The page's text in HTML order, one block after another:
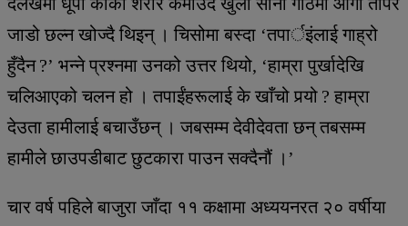
जाडो छल्न खोज्दै थिइन् । चिसोमा बस्दा ‘तपार्इंलाई गाह्रो
हुँदैन ?’ भन्ने प्रश्नमा उनको उत्तर थियो, ‘हाम्रा पुर्खादेखि
चलिआएको चलन हो । तपाईंहरूलाई के खाँचो पर्‍यो ? हाम्रा
देउता हामीलाई बचाउँछन् । जबसम्म देवीदेवता छन् तबसम्म
हामीले छाउपडीबाट छुटकारा पाउन सक्दैनौं ।’
चार वर्ष पहिले बाजुरा जाँदा ११ कक्षामा अध्ययनरत २० वर्षीया